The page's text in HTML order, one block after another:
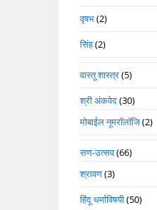
वृषभ(2)
सिंह(2)
वास्तू शास्त्र(5)
श्री अंकवेद(30)
मोबाईल नूमरॉलॉजि(2)
सण-उत्सव(66)
श्रावण(3)
हिंदू धर्माविषयी(50)